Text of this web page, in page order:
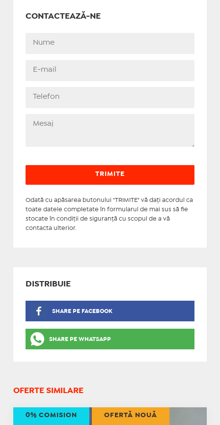
CONTACTEAZĂ-NE
Odată cu apăsarea butonului "TRIMITE" vă daţi acordul ca
toate datele completate în formularul de mai sus să fie
stocate în condiţii de siguranţă cu scopul de a vă
contacta ulterior.
DISTRIBUIE
SHARE PE FACEBOOK
SHARE PE WHATSAPP
OFERTE SIMILARE
0% COMISION OFERTĂ NOUĂ